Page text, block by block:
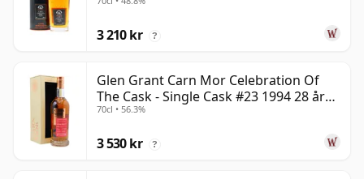
30 år gammal
3 210 kr ?
Glen Grant Carn Mor Celebration Of
The Cask - Single Cask #23 1994 28 år
gammal
70cl • 56.3%
3 530 kr ?